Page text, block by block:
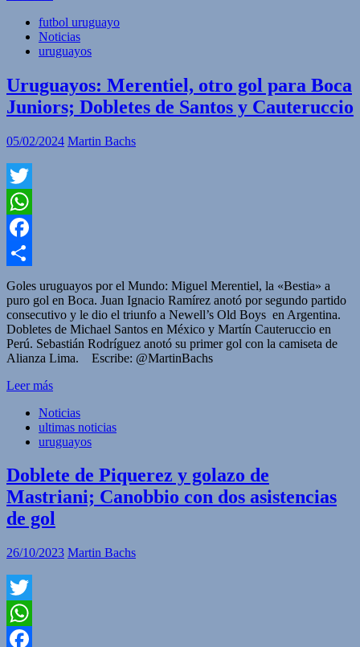
futbol uruguayo
Noticias
uruguayos
Uruguayos: Merentiel, otro gol para Boca
Juniors; Dobletes de Santos y Cauteruccio
05/02/2024 Martin Bachs
Twitter
WhatsApp
Facebook
Compartir
Goles uruguayos por el Mundo: Miguel Merentiel, la «Bestia» a
puro gol en Boca. Juan Ignacio Ramírez anotó por segundo partido
consecutivo y le dio el triunfo a Newell’s Old Boys en Argentina.
Dobletes de Michael Santos en México y Martín Cauteruccio en
Perú. Sebastián Rodríguez anotó su primer gol con la camiseta de
Alianza Lima. Escribe: @MartinBachs
Leer más
Noticias
ultimas noticias
uruguayos
Doblete de Piquerez y golazo de
Mastriani; Canobbio con dos asistencias
de gol
26/10/2023 Martin Bachs
Twitter
WhatsApp